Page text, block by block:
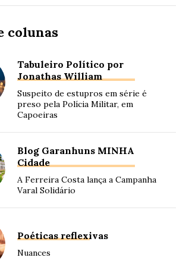
colunas
Tabuleiro Político por
Jonathas William
Suspeito de estupros em série é
preso pela Polícia Militar, em
Capoeiras
Blog Garanhuns MINHA
Cidade
A Ferreira Costa lança a Campanha
Varal Solidário
Poéticas reflexivas
Nuances